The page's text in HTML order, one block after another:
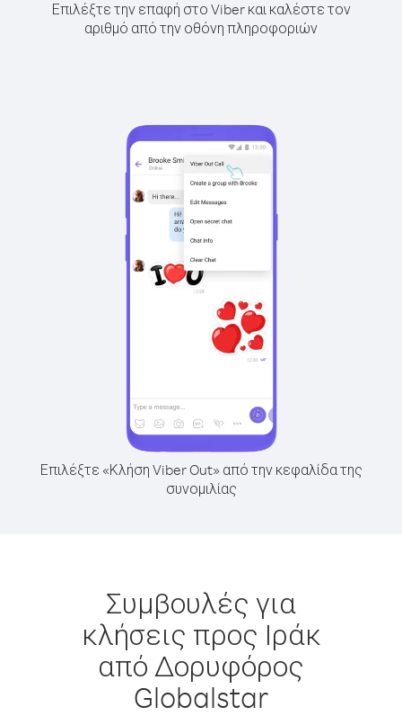
Επιλέξτε την επαφή στο Viber και καλέστε τον
αριθμό από την οθόνη πληροφοριών
Επιλέξτε «Κλήση Viber Out» από την κεφαλίδα της
συνομιλίας
Συμβουλές για
κλήσεις προς Ιράκ
από Δορυφόρος
Globalstar